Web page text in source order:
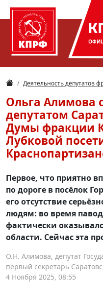
Деятельность депутатов
Ольга Алимова
депутатом
Думы фракции
Лубковой
Первое, что приятно
по дороге в посёлок
его отсутствие
людям: во время
фактически
области. Сейчас эта
О.Н. Алимова, депутат
первый секретарь
4 Ноября 2025, 08:55